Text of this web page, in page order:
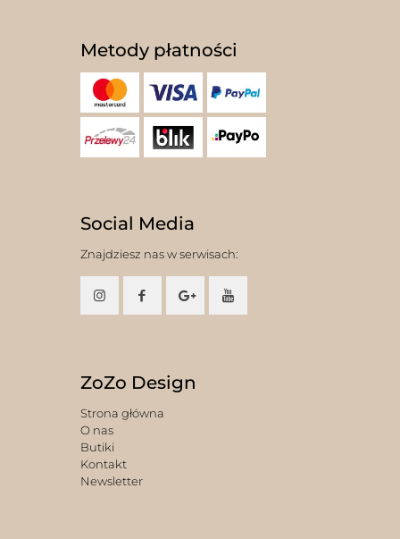
Metody płatności
Social Media
Znajdziesz nas w serwisach:
ZoZo Design
Strona główna
O nas
Butiki
Kontakt
Newsletter